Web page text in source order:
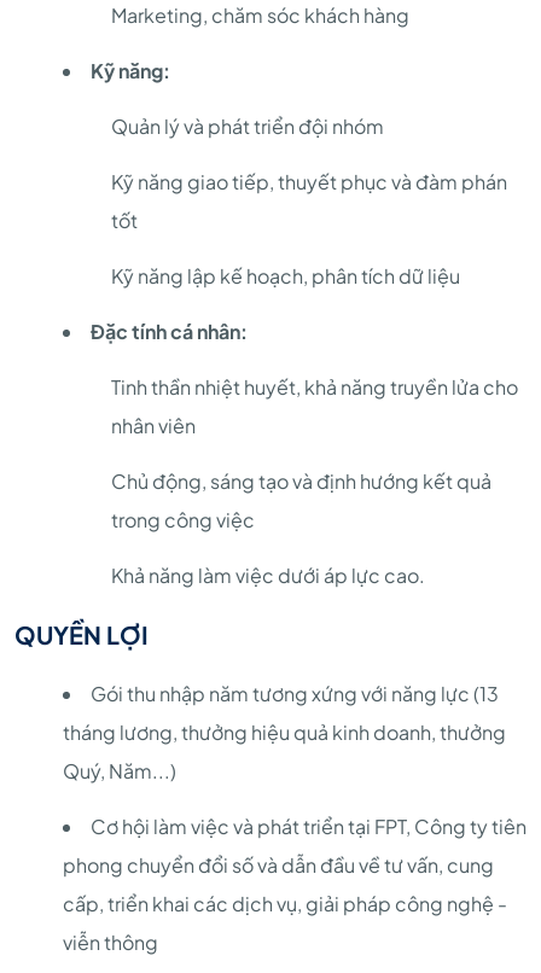
Marketing, chăm sóc khách hàng
Kỹ năng:
Quản lý và phát triển đội nhóm
Kỹ năng giao tiếp, thuyết phục và đàm phán
tốt
Kỹ năng lập kế hoạch, phân tích dữ liệu
Đặc tính cá nhân:
Tinh thần nhiệt huyết, khả năng truyền lửa cho
nhân viên
Chủ động, sáng tạo và định hướng kết quả
trong công việc
Khả năng làm việc dưới áp lực cao.
QUYỀN LỢI
Gói thu nhập năm tương xứng với năng lực (13
tháng lương, thưởng hiệu quả kinh doanh, thưởng
Quý, Năm...)
Cơ hội làm việc và phát triển tại FPT, Công ty tiên
phong chuyển đổi số và dẫn đầu về tư vấn, cung
cấp, triển khai các dịch vụ, giải pháp công nghệ -
viễn thông